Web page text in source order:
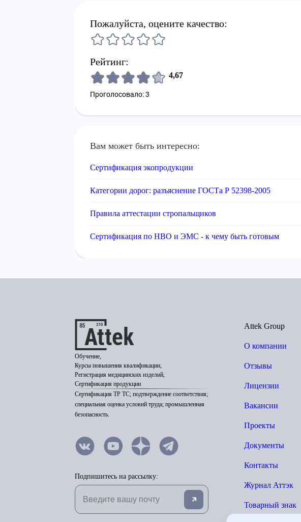
Пожалуйста, оцените качество:
Рейтинг:
4,67
Проголосовало: 3
Вам может быть интересно:
Сертификация экопродукции
Категории дорог: разъяснение ГОСТа Р 52398-2005
Правила аттестации стропальщиков
Сертификация по НВО и ЭМС - к чему быть готовым
Обучение,
Курсы повышения квалификации,
Регистрация медицинских изделий,
Сертификация продукции
Сертификация ТР ТС; подтверждение соответствия;
специальная оценка условий труда; промышленная
безопасность.
Подпишитесь на рассылку:
Attek Group
О компании
Отзывы
Лицензии
Вакансии
Проекты
Документы
Контакты
Журнал Аттэк
Товарный знак